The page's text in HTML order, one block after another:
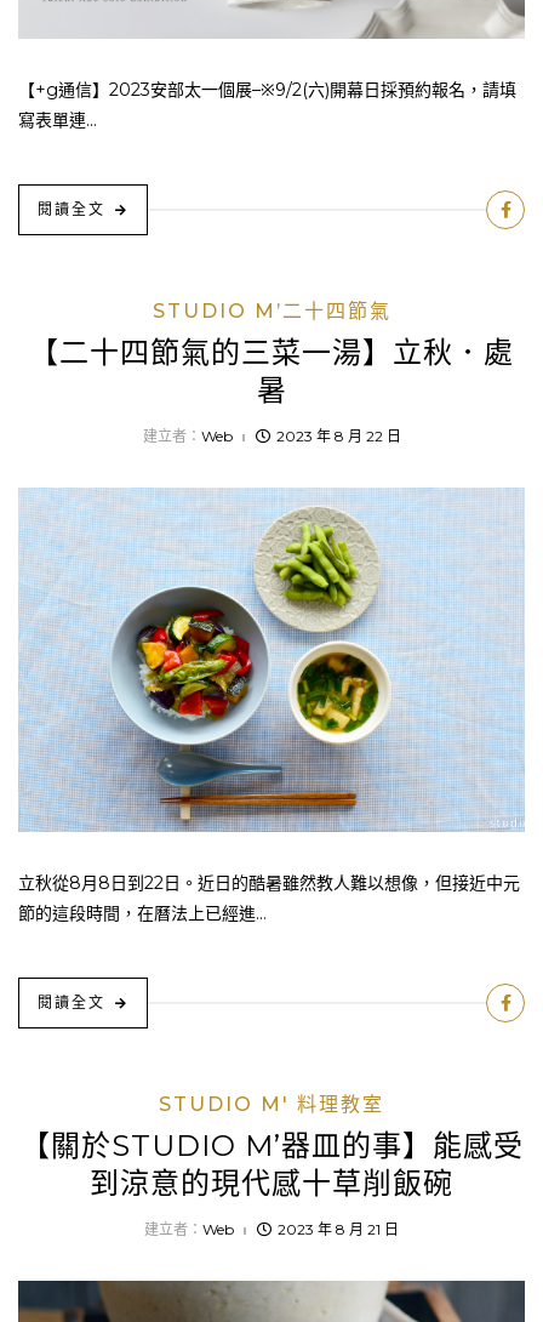
【+g通信】2023安部太一個展–※9/2(六)開幕日採預約報名，請填
寫表單連...
閱讀全文
STUDIO M’二十四節氣
【二十四節氣的三菜一湯】立秋．處
暑
建立者： Web 2023 年 8 月 22 日
立秋從8月8日到22日。近日的酷暑雖然教人難以想像，但接近中元
節的這段時間，在曆法上已經進...
閱讀全文
STUDIO M' 料理教室
【關於STUDIO M’器皿的事】能感受
到涼意的現代感十草削飯碗
建立者： Web 2023 年 8 月 21 日